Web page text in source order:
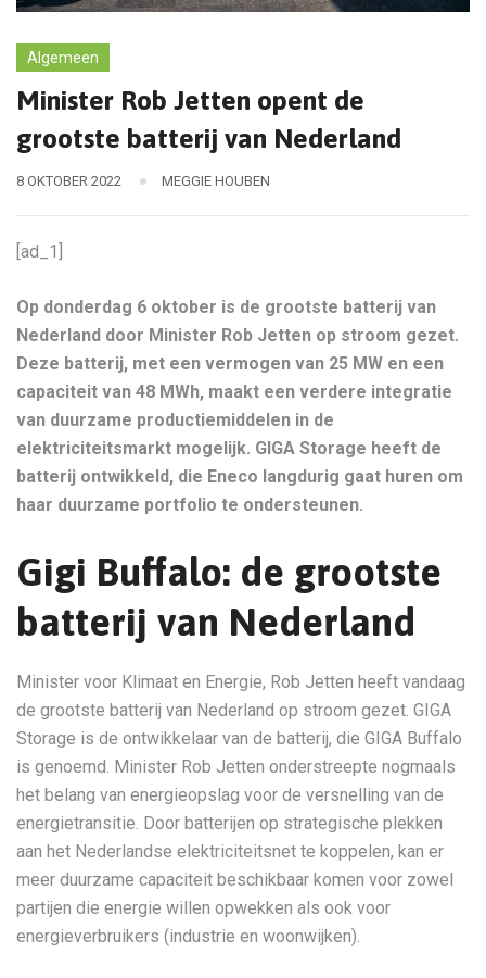
Algemeen
Minister Rob Jetten opent de
grootste batterij van Nederland
8 OKTOBER 2022 MEGGIE HOUBEN
[ad_1]
Op donderdag 6 oktober is de grootste batterij van
Nederland door Minister Rob Jetten op stroom gezet.
Deze batterij, met een vermogen van 25 MW en een
capaciteit van 48 MWh, maakt een verdere integratie
van duurzame productiemiddelen in de
elektriciteitsmarkt mogelijk. GIGA Storage heeft de
batterij ontwikkeld, die Eneco langdurig gaat huren om
haar duurzame portfolio te ondersteunen.
Gigi Buffalo: de grootste
batterij van Nederland
Minister voor Klimaat en Energie, Rob Jetten heeft vandaag
de grootste batterij van Nederland op stroom gezet. GIGA
Storage is de ontwikkelaar van de batterij, die GIGA Buffalo
is genoemd. Minister Rob Jetten onderstreepte nogmaals
het belang van energieopslag voor de versnelling van de
energietransitie. Door batterijen op strategische plekken
aan het Nederlandse elektriciteitsnet te koppelen, kan er
meer duurzame capaciteit beschikbaar komen voor zowel
partijen die energie willen opwekken als ook voor
energieverbruikers (industrie en woonwijken).